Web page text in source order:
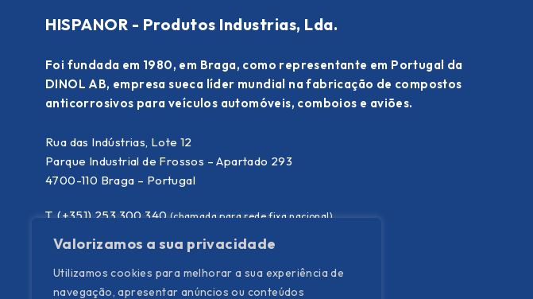
Valorizamos a sua privacidade
Utilizamos cookies para melhorar a sua experiência de
navegação, apresentar anúncios ou conteúdos
HISPANOR - Produtos Industrias, Lda.
Foi fundada em 1980, em Braga, como representante em Portugal da
DINOL AB, empresa sueca líder mundial na fabricação de compostos
anticorrosivos para veículos automóveis, comboios e aviões.
Rua das Indústrias, Lote 12
Parque Industrial de Frossos – Apartado 293
4700-110 Braga – Portugal
T. (+351) 253 300 340(chamada para rede fixa nacional)
E. info@hispanor.pt